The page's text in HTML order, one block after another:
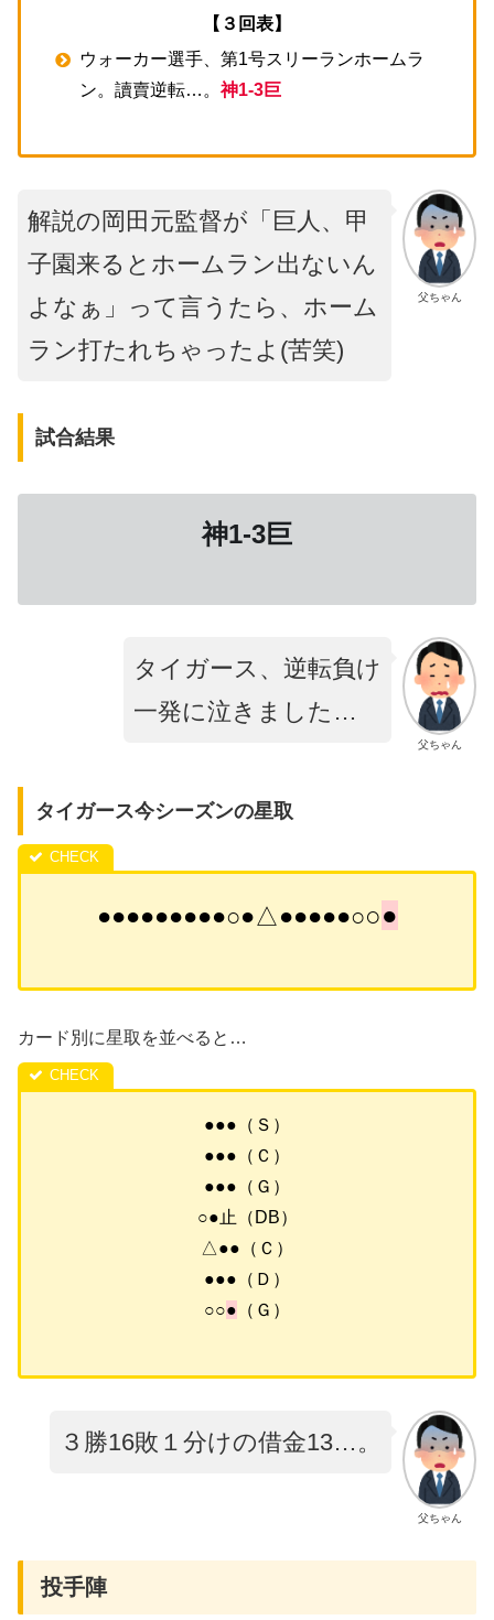
【３回表】
ウォーカー選手、第1号スリーランホームラ
ン。讀賣逆転…。神1-3巨
父ちゃん
解説の岡田元監督が「巨人、甲
子園来るとホームラン出ないん
よなぁ」って言うたら、ホーム
ラン打たれちゃったよ(苦笑)
試合結果
神1-3巨
父ちゃん
タイガース、逆転負け
一発に泣きました…
タイガース今シーズンの星取
●●●●●●●●●○●△●●●●●○○●
カード別に星取を並べると…
●●●（Ｓ）
●●●（Ｃ）
●●●（Ｇ）
○●止（DB）
△●●（Ｃ）
●●●（Ｄ）
○○● （Ｇ）
父ちゃん
３勝16敗１分けの借金13…。
投手陣